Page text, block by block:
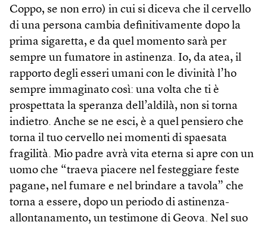
Coppo, se non erro) in cui si diceva che il cervello
di una persona cambia definitivamente dopo la
prima sigaretta, e da quel momento sarà per
sempre un fumatore in astinenza. Io, da atea, il
rapporto degli esseri umani con le divinità l’ho
sempre immaginato così: una volta che ti è
prospettata la speranza dell’aldilà, non si torna
indietro. Anche se ne esci, è a quel pensiero che
torna il tuo cervello nei momenti di spaesata
fragilità. Mio padre avrà vita eterna si apre con un
uomo che “traeva piacere nel festeggiare feste
pagane, nel fumare e nel brindare a tavola” che
torna a essere, dopo un periodo di astinenza-
allontanamento, un testimone di Geova. Nel suo